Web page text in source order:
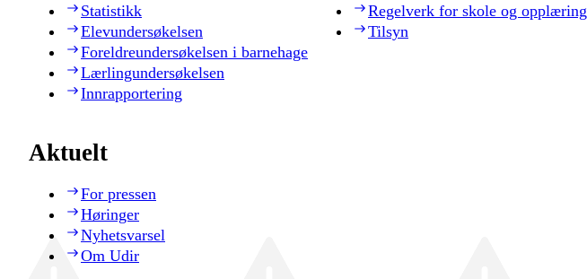
Statistikk
Elevundersøkelsen
Foreldreundersøkelsen i barnehage
Lærlingundersøkelsen
Innrapportering
Regelverk for skole og opplæring
Tilsyn
Aktuelt
For pressen
Høringer
Nyhetsvarsel
Om Udir